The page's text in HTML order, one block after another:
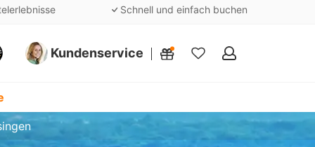
Schnell und einfach buchen
Kundenservice
Meine